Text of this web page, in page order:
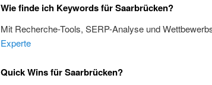
Wie finde ich Keywords für Saarbrücken?
Mit Recherche-Tools, SERP-Analyse und
Experte
Quick Wins für Saarbrücken?